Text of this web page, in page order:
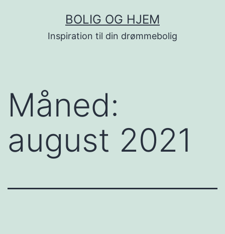
BOLIG OG HJEM
Inspiration til din drømmebolig
Måned:
august 2021